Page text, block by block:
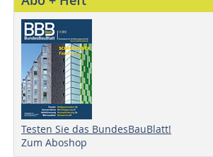
Testen Sie das BundesBauBlatt!
Zum Aboshop